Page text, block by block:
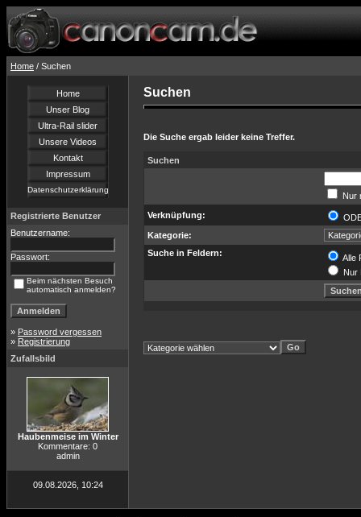
Home / Suchen
Home
Unser Blog
Ultra-Rail slider
Unsere Videos
Kontakt
Impressum
Datenschutzerklärung
Registrierte Benutzer
Benutzername:
Passwort:
Beim nächsten Besuch
automatisch anmelden?
» Password vergessen
» Registrierung
Zufallsbild
Haubenmeise im Winter
Kommentare: 0
admin
09.08.2026, 10:24
Suchen
Die Suche ergab leider keine Treffer.
Suchen
Nur
Verknüpfung:
Kategorie:
Suche in Feldern:
Alle
Nur